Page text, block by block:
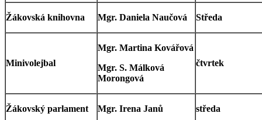
Žákovská knihovna Mgr. Daniela Naučová Středa
Minivolejbal
Mgr. Martina Kovářová
Mgr. S. Málková
Morongová
čtvrtek
Žákovský parlament Mgr. Irena Janů středa